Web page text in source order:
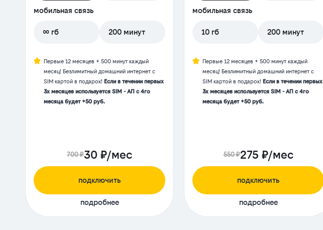
мобильная связь
∞ гб 200 минут
Первые 12 месяцев + 500 минут каждый
месяц! Безлимитный домашний интернет с
SIM картой в подарок! Если в течении первых
3х месяцев используется SIM - АП с 4го
месяца будет +50 руб.
700 ₽30 ₽/мес
подключить
подробнее
мобильная связь
10 гб 200 минут
Первые 12 месяцев + 500 минут каждый
месяц! Безлимитный домашний интернет с
SIM картой в подарок! Если в течении первых
3х месяцев используется SIM - АП с 4го
месяца будет +50 руб.
550 ₽275 ₽/мес
подключить
подробнее